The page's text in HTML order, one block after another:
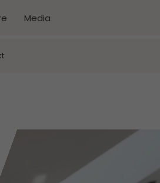
Media